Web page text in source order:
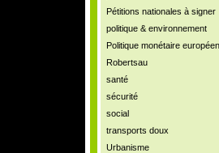
Pétitions nationales à signer
politique & environnement
Politique monétaire
Robertsau
santé
sécurité
social
transports doux
Urbanisme